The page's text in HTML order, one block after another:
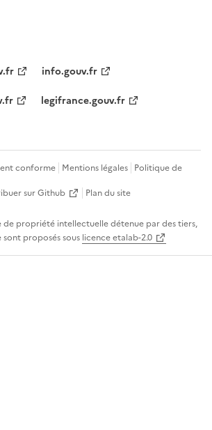
info.gouv.fr
legifrance.gouv.fr
conforme Mentions légales Politique de
sur Github Plan du site
de propriété intellectuelle détenue par des tiers,
sont proposés sous licence etalab-2.0